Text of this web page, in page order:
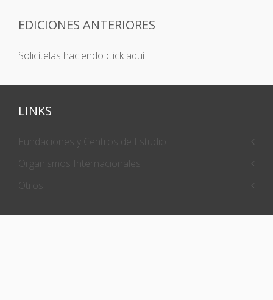
EDICIONES ANTERIORES
Solicítelas haciendo click aquí
LINKS
Fundaciones y Centros de Estudio
Organismos Internacionales
Otros